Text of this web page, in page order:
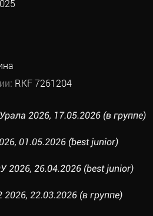
RKF 7261204
2026, 17.05.2026 (в группе)
01.05.2026 (best junior)
26.04.2026 (best junior)
22.03.2026 (в группе)